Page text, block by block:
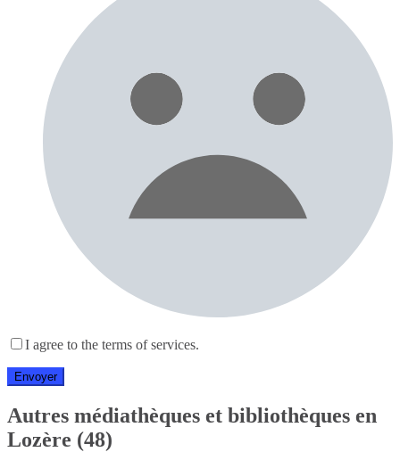
I agree to the terms of services.
Autres médiathèques et bibliothèques en
Lozère (48)